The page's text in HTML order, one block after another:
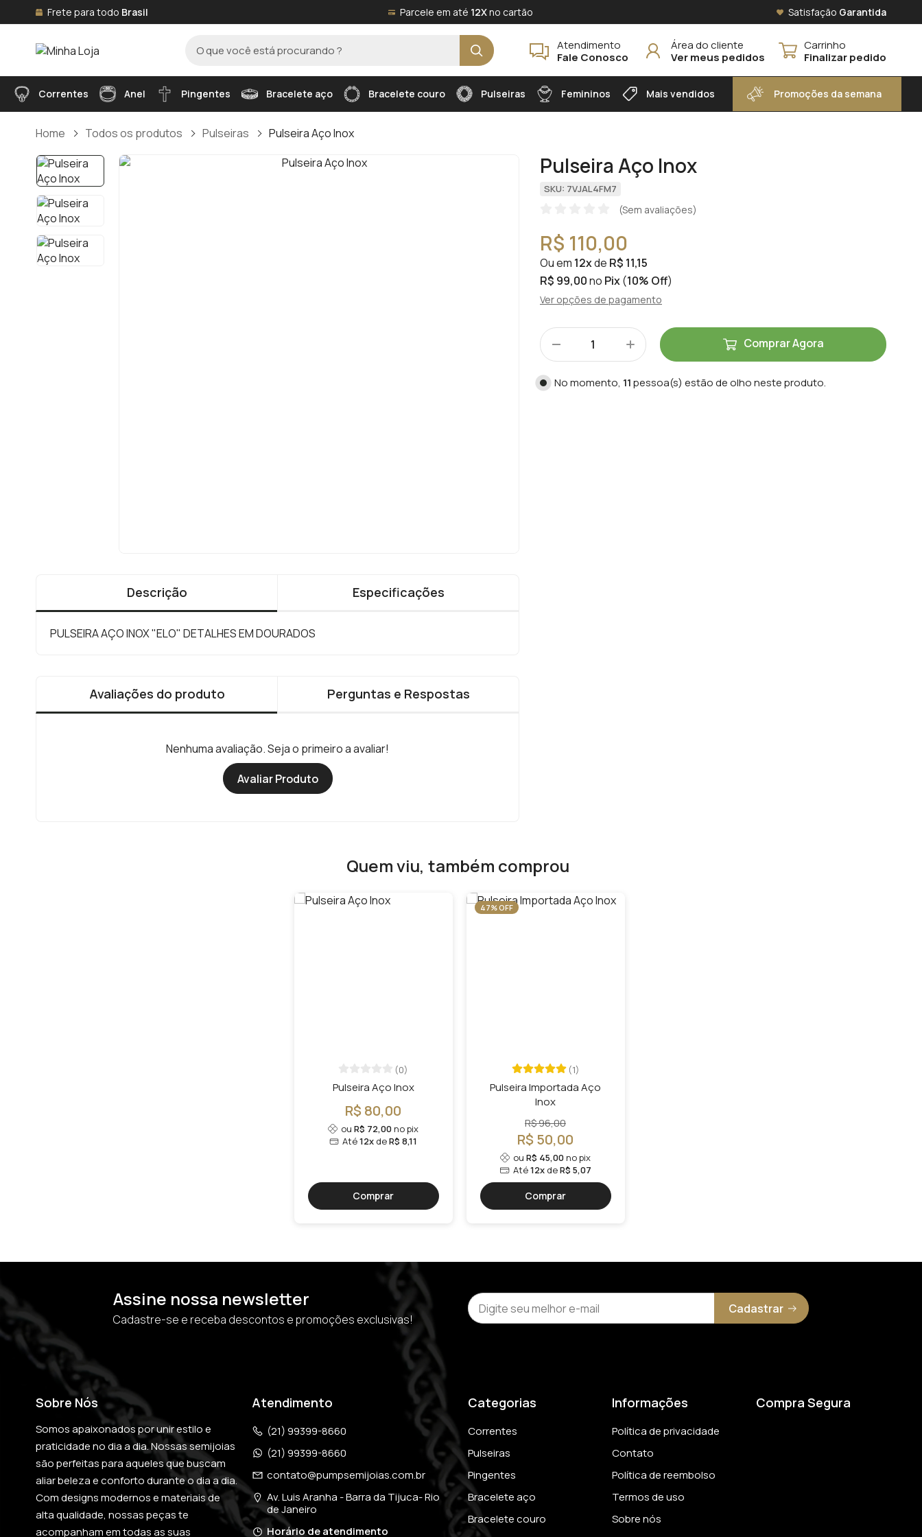
Frete para todo Brasil Parcele em até 12Xno cartão Satisfação Garantida
Atendimento
Fale Conosco
Área do cliente
Ver meus pedidos
Carrinho
Finalizar pedido
Correntes Anel Pingentes Bracelete aço Bracelete couro Pulseiras Femininos Mais vendidos Promoções da semana
Home Todos os produtos Pulseiras Pulseira Aço Inox
Descrição Especificações
PULSEIRA AÇO INOX "ELO" DETALHES EM DOURADOS
Avaliações do produto Perguntas e Respostas
Nenhuma avaliação. Seja o primeiro a avaliar!
Avaliar Produto
Pulseira Aço Inox
SKU: 7VJAL4FM7
(Sem avaliações)
R$ 110,00
Ou em 12xde R$ 11,15
R$ 99,00no Pix(10% Off)
Ver opções de pagamento
Comprar Agora
No momento, 11pessoa(s) estão de olho neste produto.
Quem viu, também comprou
(0)
Pulseira Aço Inox
R$ 80,00
ouR$ 72,00 no pix
Até12x deR$ 8,11
Comprar
47% OFF
(1)
Pulseira Importada Aço
Inox
R$ 96,00
R$ 50,00
ouR$ 45,00 no pix
Até12xdeR$ 5,07
Comprar
Assine nossa newsletter
Cadastre-se e receba descontos e promoções exclusivas!
Cadastrar
Sobre Nós
Somos apaixonados por unir estilo e
praticidade no dia a dia. Nossas semijoias
são perfeitas para aqueles que buscam
aliar beleza e conforto durante o dia a dia.
Com designs modernos e materiais de
alta qualidade, nossas peças te
acompanham em todas as suas
Categorias
Correntes
Pulseiras
Pingentes
Bracelete aço
Bracelete couro
Informações
Política de privacidade
Contato
Política de reembolso
Termos de uso
Sobre nós
Compra Segura
Atendimento
(21) 99399-8660
(21) 99399-8660
contato@pumpsemijoias.com.br
Av. Luis Aranha - Barra da Tijuca- Rio
de Janeiro
Horário de atendimento